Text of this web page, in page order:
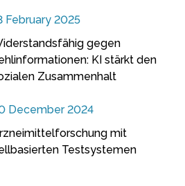
February 2025
gegen
KI stärkt den
Zusammenhalt
December 2024
mit
Testsystemen